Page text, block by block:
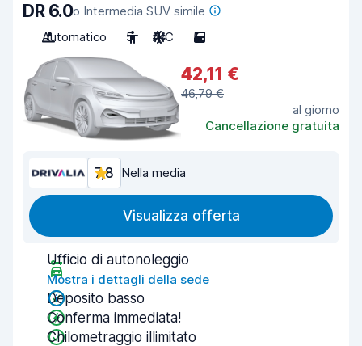
DR 6.0o Intermedia SUV simile
Automatico
5 A/C 5
42,11 €
46,79 €
al giorno
Cancellazione gratuita
7,8 Nella media
Visualizza offerta
Ufficio di autonoleggio
Mostra i dettagli della sede
Deposito basso
Conferma immediata!
Chilometraggio illimitato